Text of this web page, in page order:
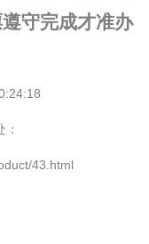
守完成才准办
43.html